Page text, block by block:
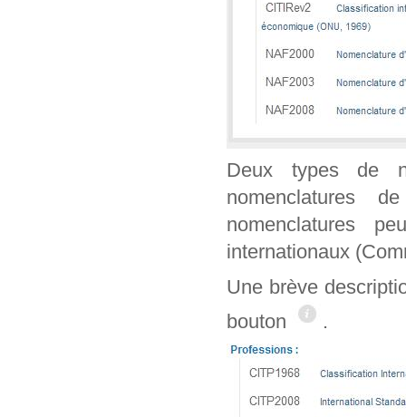
Deux types de
nomenclatures
nomenclatures
internationaux
Une brève
bouton
.